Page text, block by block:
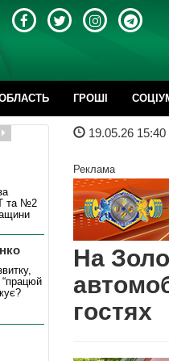
ГРОШІ
19.05.26 15:40
Реклама
На
гостях
та №2
“працюй